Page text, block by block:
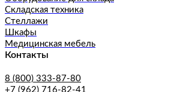
Складская техника
Стеллажи
Шкафы
Медицинская мебель
Контакты
8 (800) 333-87-80
+7 (962) 716-82-41